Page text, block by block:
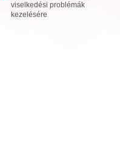
viselkedési problémák
kezelésére